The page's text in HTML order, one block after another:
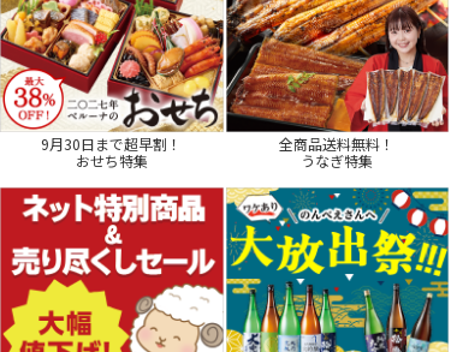
9月30日まで超早割！
おせち特集
全商品送料無料！
うなぎ特集